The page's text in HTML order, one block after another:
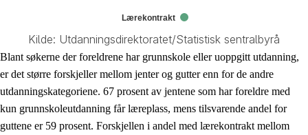
Kilde: Utdanningsdirektoratet/Statistisk sentralbyrå
Lærekontrakt
End of interactive chart.
Blant søkerne der foreldrene har grunnskole eller uoppgitt utdanning,
er det større forskjeller mellom jenter og gutter enn for de andre
utdanningskategoriene. 67 prosent av jentene som har foreldre med
kun grunnskoleutdanning får læreplass, mens tilsvarende andel for
guttene er 59 prosent. Forskjellen i andel med lærekontrakt mellom